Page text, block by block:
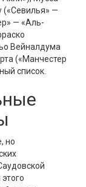
(«Севилья» —
— «Аль-
Вейналдума
(«Манчестер
список.
но